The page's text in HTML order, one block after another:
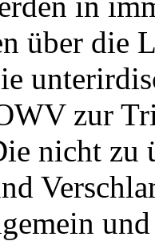
über die
zur
nicht zu
und